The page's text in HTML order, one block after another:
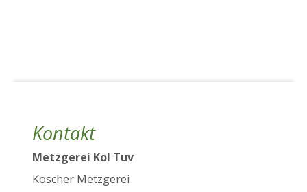
Kontakt
Metzgerei Kol Tuv
Koscher Metzgerei